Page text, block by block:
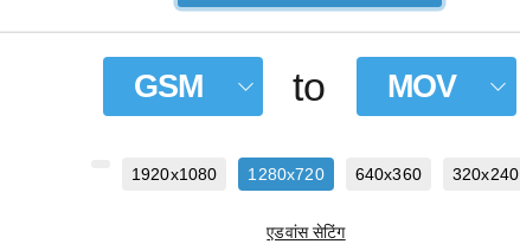
GSM to MOV
1920x1080 1280x720 640x360 320x240
एडवांस सेटिंग